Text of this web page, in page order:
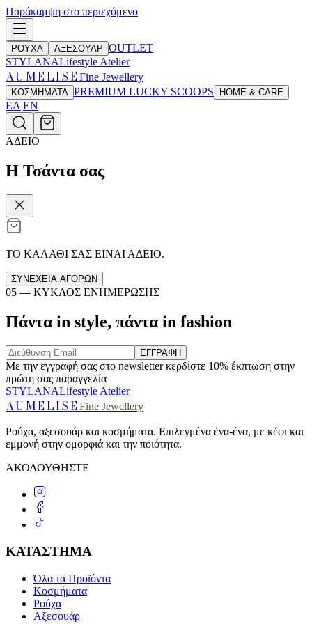
Παράκαμψη στο περιεχόμενο
ΡΟΥΧΑ ΑΞΕΣΟΥΑΡ OUTLET
STYLANALifestyle Atelier
AUMELISEFine Jewellery
ΚΟΣΜΗΜΑΤΑ PREMIUM LUCKY SCOOPS HOME & CARE
ΕΛ|EN
ΑΔΕΙΟ
Η Τσάντα σας
ΤΟ ΚΑΛΑΘΙ ΣΑΣ ΕΙΝΑΙ ΑΔΕΙΟ.
ΣΥΝΕΧΕΙΑ ΑΓΟΡΩΝ
05 — ΚΥΚΛΟΣ ΕΝΗΜΕΡΩΣΗΣ
Πάντα in style, πάντα in fashion
ΕΓΓΡΑΦΗ
Με την εγγραφή σας στο newsletter κερδίστε 10% έκπτωση στην
πρώτη σας παραγγελία
STYLANALifestyle Atelier
AUMELISEFine Jewellery
Ρούχα, αξεσουάρ και κοσμήματα. Επιλεγμένα ένα-ένα, με κέφι και
εμμονή στην ομορφιά και την ποιότητα.
ΑΚΟΛΟΥΘΗΣΤΕ
ΚΑΤΑΣΤΗΜΑ
Όλα τα Προϊόντα
Κοσμήματα
Ρούχα
Αξεσουάρ